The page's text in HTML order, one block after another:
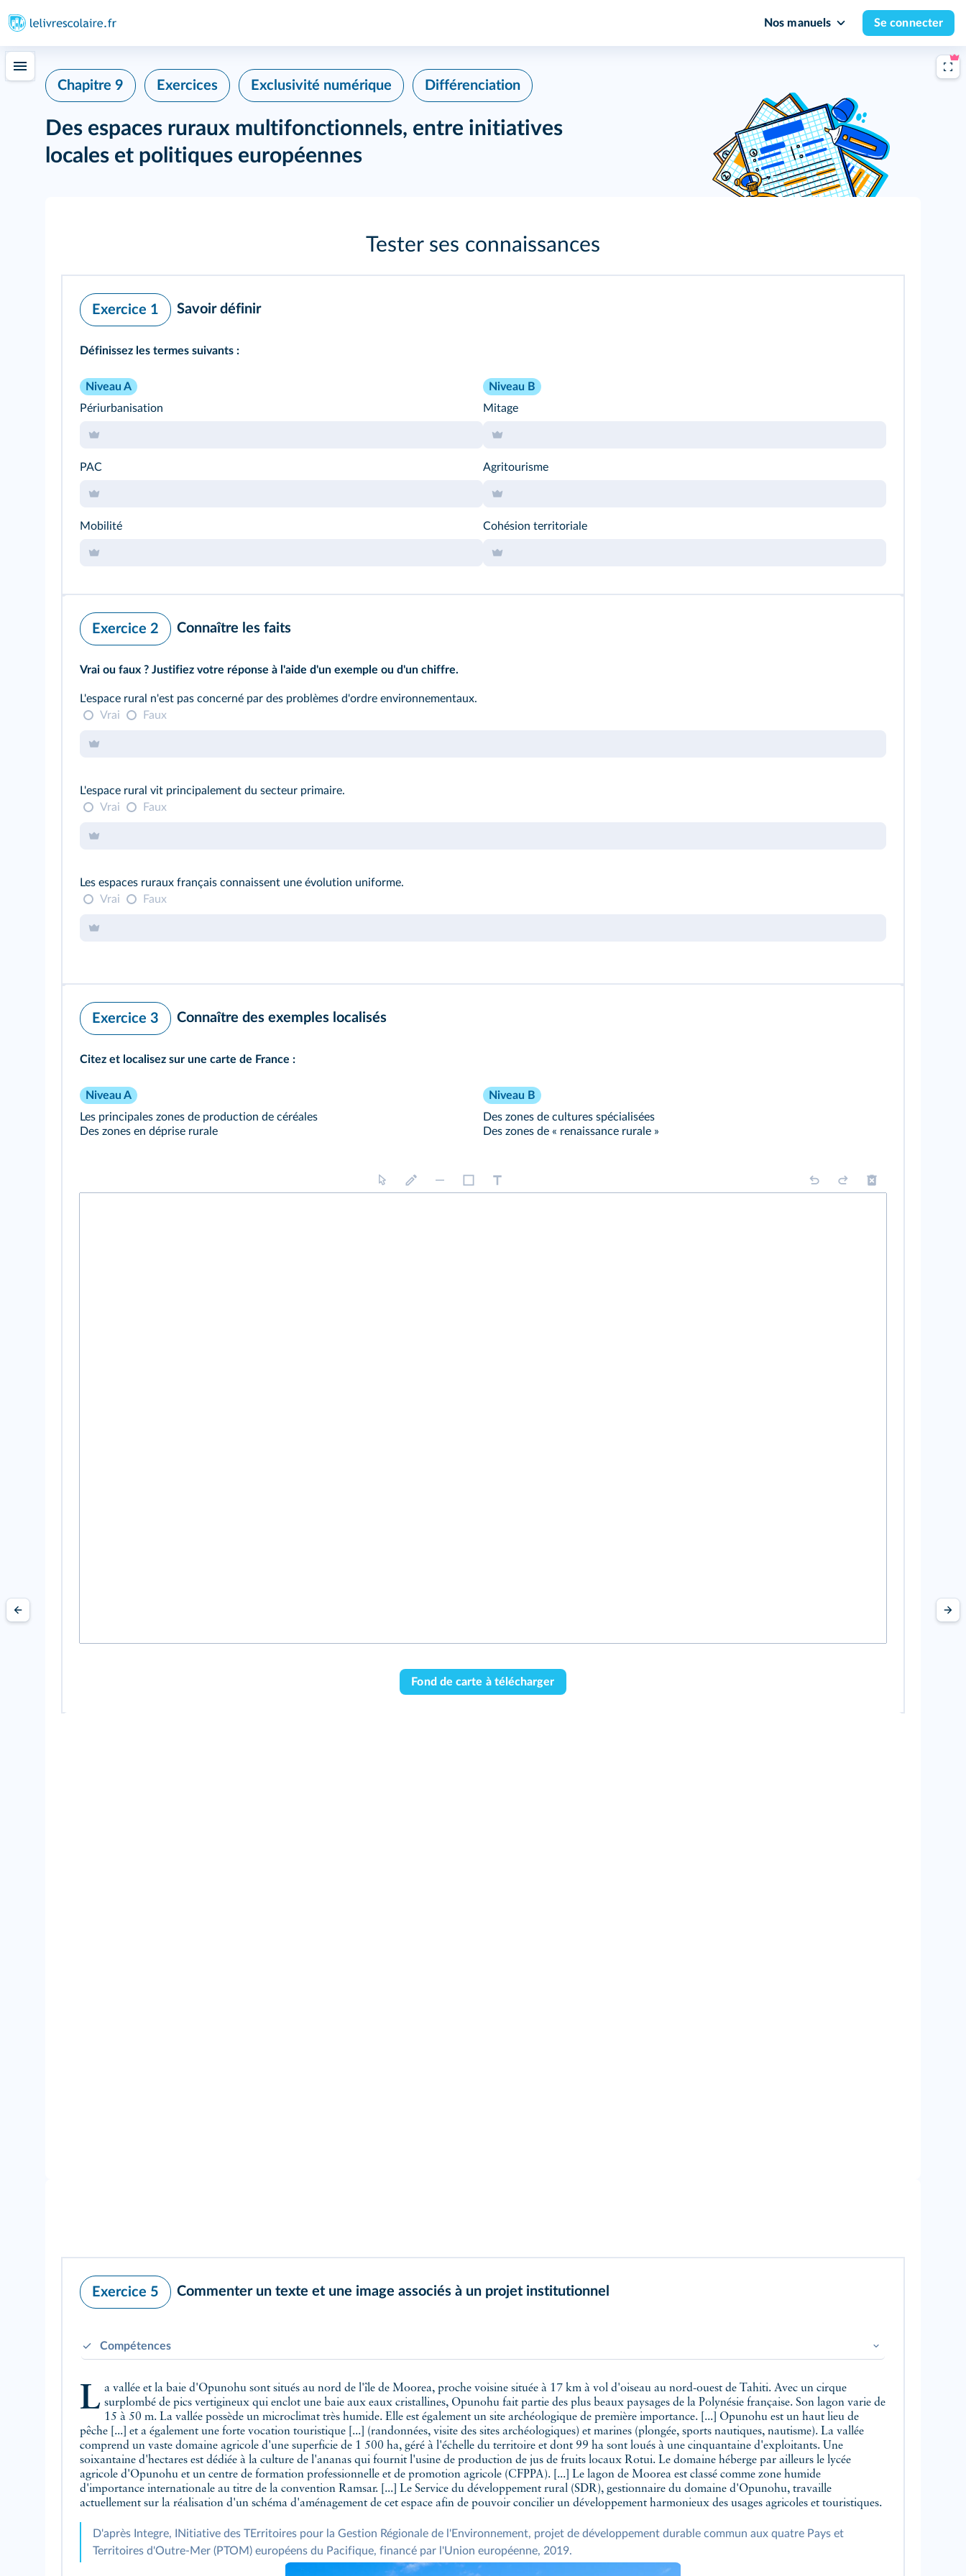
Nos manuels Se connecter
Chapitre 9 Exercices Exclusivité numérique Différenciation
Des espaces ruraux multifonctionnels, entre initiatives
locales et politiques européennes
Tester ses connaissances
Exercice 1 Savoir définir
Définissez les termes suivants :
Niveau A
Périurbanisation
PAC
Mobilité
Niveau B
Mitage
Agritourisme
Cohésion territoriale
Exercice 2 Connaître les faits
Vrai ou faux ? Justifiez votre réponse à l'aide d'un exemple ou d'un chiffre.
L'espace rural n'est pas concerné par des problèmes d'ordre environnementaux.
Vrai
Faux
L'espace rural vit principalement du secteur primaire.
Vrai
Faux
Les espaces ruraux français connaissent une évolution uniforme.
Vrai
Faux
Exercice 3 Connaître des exemples localisés
Citez et localisez sur une carte de France :
Niveau A
Les principales zones de production de céréales
Des zones en déprise rurale
Niveau B
Des zones de cultures spécialisées
Des zones de « renaissance rurale »
Fond de carte à télécharger
Exercice 5 Commenter un texte et une image associés à un projet institutionnel
Compétences
La vallée et la baie d'Opunohu sont situés au nord de l'île de Moorea, proche voisine située à 17 km à vol d'oiseau au nord-ouest de Tahiti. Avec un cirque surplombé de pics vertigineux qui enclot une baie aux eaux cristallines, Opunohu fait partie des plus beaux paysages de la Polynésie française. Son lagon varie de
15 à 50 m. La vallée possède un microclimat très humide. Elle est également un site archéologique de première importance. [...] Opunohu est un haut lieu de
pêche [...] et a également une forte vocation touristique [...] (randonnées, visite des sites archéologiques) et marines (plongée, sports nautiques, nautisme). La vallée
comprend un vaste domaine agricole d'une superficie de 1 500 ha, géré à l'échelle du territoire et dont 99 ha sont loués à une cinquantaine d'exploitants. Une
soixantaine d'hectares est dédiée à la culture de l'ananas qui fournit l'usine de production de jus de fruits locaux Rotui. Le domaine héberge par ailleurs le lycée
agricole d'Opunohu et un centre de formation professionnelle et de promotion agricole (CFPPA). [...] Le lagon de Moorea est classé comme zone humide
d'importance internationale au titre de la convention Ramsar. [...] Le Service du développement rural (SDR), gestionnaire du domaine d'Opunohu, travaille
actuellement sur la réalisation d'un schéma d'aménagement de cet espace afin de pouvoir concilier un développement harmonieux des usages agricoles et touristiques.
D'après Integre, INitiative des TErritoires pour la Gestion Régionale de l'Environnement, projet de développement durable commun aux quatre Pays et
Territoires d'Outre-Mer (PTOM) européens du Pacifique, financé par l'Union européenne, 2019.